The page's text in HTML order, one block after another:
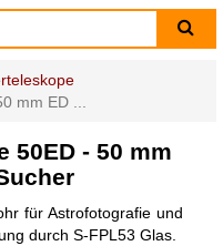
mm ED ...
50ED - 50 mm
für Astrofotografie und
durch S-FPL53 Glas.